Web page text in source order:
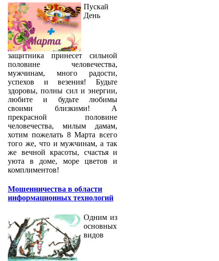
Пускай
День
защитника принесет сильной
половине человечества,
мужчинам, много радости,
успехов и везения! Будьте
здоровы, полны сил и энергии,
любите и будьте любимы
своими близкими! А
прекрасной половине
человечества, милым дамам,
хотим пожелать 8 Марта всего
того же, что и мужчинам, а так
же вечной красоты, счастья и
уюта в доме, море цветов и
комплиментов!
Мошенничества в области
информационных технологий
Одним из
основных
видов